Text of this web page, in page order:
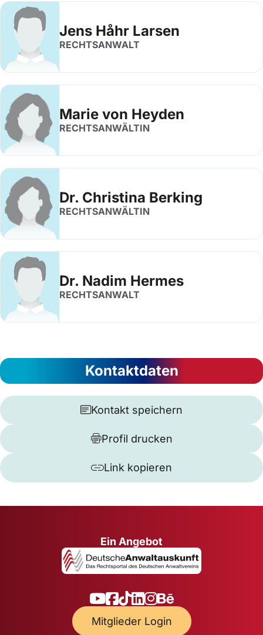
Jens Håhr Larsen
RECHTSANWALT
Marie von Heyden
RECHTSANWÄLTIN
Dr. Christina Berking
RECHTSANWÄLTIN
Dr. Nadim Hermes
RECHTSANWALT
Kontaktdaten
Kontakt speichern
Profil drucken
Link kopieren
Ein Angebot
Mitglieder Login